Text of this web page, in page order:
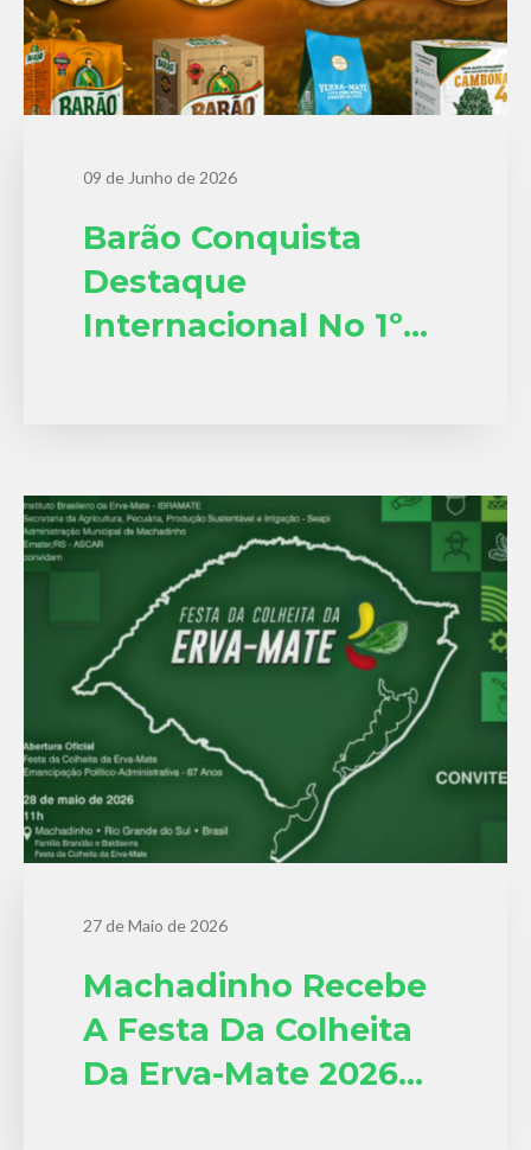
09 de Junho de 2026
Barão Conquista
Destaque
Internacional No 1º
27 de Maio de 2026
Machadinho Recebe
A Festa Da Colheita
Da Erva-Mate 2026